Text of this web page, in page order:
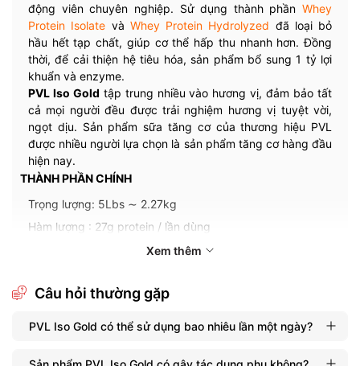
động viên chuyên nghiệp. Sử dụng thành phần Whey
Protein Isolate và Whey Protein Hydrolyzed đã loại bỏ
hầu hết tạp chất, giúp cơ thể hấp thu nhanh hơn. Đồng
thời, để cải thiện hệ tiêu hóa, sản phẩm bổ sung 1 tỷ lợi
khuẩn và enzyme.
PVL Iso Gold tập trung nhiều vào hương vị, đảm bảo tất
cả mọi người đều được trải nghiệm hương vị tuyệt vời,
ngọt dịu. Sản phẩm sữa tăng cơ của thương hiệu PVL
được nhiều người lựa chọn là sản phẩm tăng cơ hàng đầu
hiện nay.
THÀNH PHẦN CHÍNH
Trọng lượng: 5Lbs ∼ 2.27kg
Hàm lượng : 27g protein / lần dùng
Whey Protein Hydrolyzed
Amino Acids: 17g hỗn hợp EAA, BCAA, Glutamines
Thành phần khác: Vitamin và khoáng chất
Xem thêm
Câu hỏi thường gặp
PVL Iso Gold có thể sử dụng bao nhiêu lần một ngày?